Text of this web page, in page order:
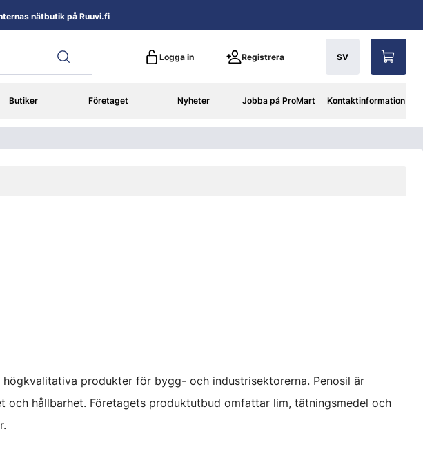
Logga in Registrera SV
Butiker Företaget Nyheter Jobba på ProMart Kontaktinformation
nätbutik på Ruuvi.fi
produkter för bygg- och industrisektorerna. Penosil är
hållbarhet. Företagets produktutbud omfattar lim, tätningsmedel och